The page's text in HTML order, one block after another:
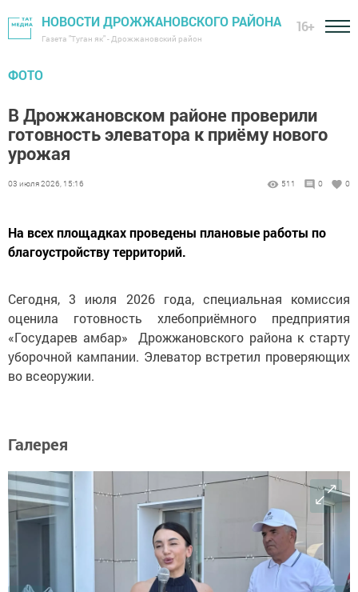
НОВОСТИ ДРОЖЖАНОВСКОГО РАЙОНА
Газета "Туган як" - Дрожжановский район
16+
ФОТО
В Дрожжановском районе проверили
готовность элеватора к приёму нового
урожая
03 июля 2026, 15:16 511 0 0
На всех площадках проведены плановые работы по
благоустройству территорий.
Сегодня, 3 июля 2026 года, специальная комиссия
оценила готовность хлебоприёмного предприятия
«Государев амбар» Дрожжановского района к старту
уборочной кампании. Элеватор встретил проверяющих
во всеоружии.
Галерея